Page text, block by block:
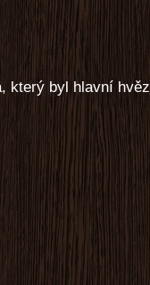
který byl hlavní